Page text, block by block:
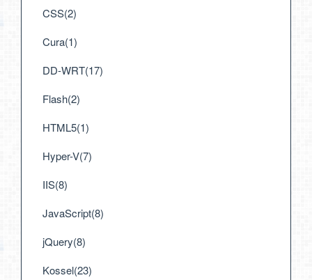
CSS(2)
Cura(1)
DD-WRT(17)
Flash(2)
HTML5(1)
Hyper-V(7)
IIS(8)
JavaScript(8)
jQuery(8)
Kossel(23)